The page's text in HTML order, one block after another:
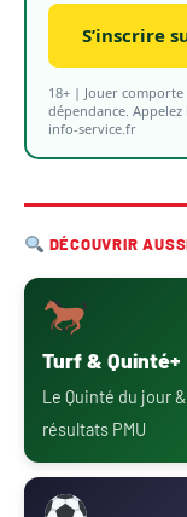
S’inscrire
18+ | Jouer
dépendance.
info-service.fr
DÉCOUVRIR
Turf & Quinté+
Le Quinté du jour &
résultats PMU